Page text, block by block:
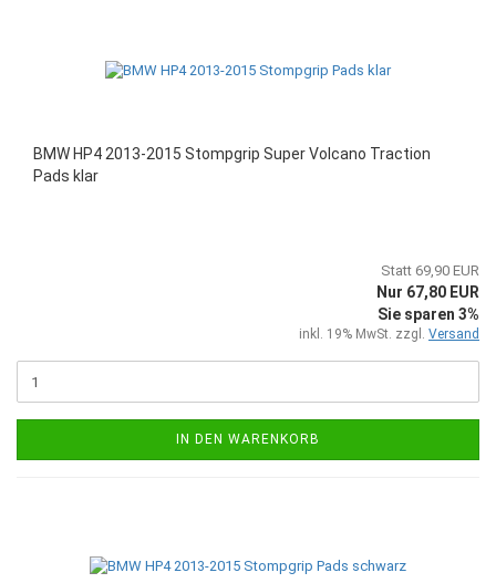
BMW HP4 2013-2015 Stompgrip Super Volcano Traction
Pads klar
Statt 69,90 EUR
Nur 67,80 EUR
Sie sparen 3%
inkl. 19% MwSt. zzgl. Versand
IN DEN WARENKORB